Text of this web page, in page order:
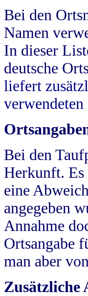
Bei den
Namen
In dieser
deutsche
liefert
Bei den
Herkunft. Es
eine
angegeben
Annahme
Ortsangabe
man aber
Zusätzliche